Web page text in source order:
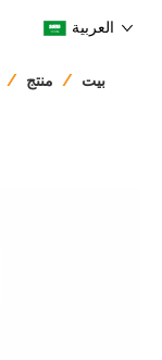
العربية
بيت / منتج /